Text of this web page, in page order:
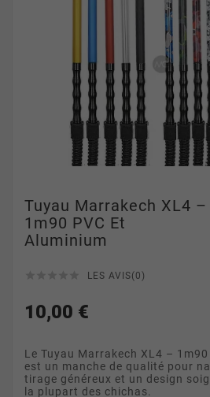
Tuyau Marrakech XL4 –
1m90 PVC Et
Aluminium
LES AVIS(0)
10,00 €
Le Tuyau Marrakech XL4 –
est un manche de qualité pour
tirage généreux et un design
la plupart des chichas.